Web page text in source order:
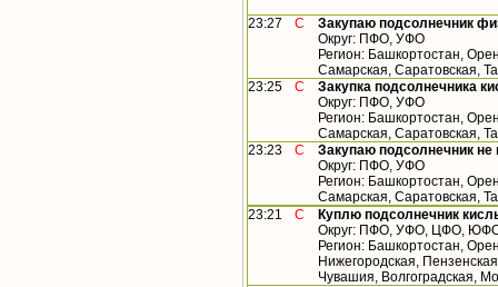
23:27 С
Закупаю подсолнечник
Округ: ПФО, УФО
Регион: Башкортостан,
Самарская, Саратовская,
23:25
С
Закупка подсолнечника
Округ: ПФО, УФО
Регион: Башкортостан,
Самарская, Саратовская,
23:23
С
Закупаю подсолнечник
Округ: ПФО, УФО
Регион: Башкортостан,
Самарская, Саратовская,
23:21
С
Куплю подсолнечник
Округ: ПФО, УФО, ЦФО,
Регион: Башкортостан,
Нижегородская,
Чувашия, Волгоградская,